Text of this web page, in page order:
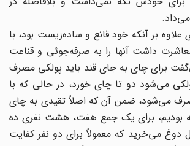
بر آنکه خود قانع و ساده‌زیست بود، با
داشت آنها را به صرفه‌جوئی و قناعت
برای چای به جای قند باید پولکی مصرف
می‌شود دو تا چای خورد، در حالی که با
می‌شود، ضمن آن که اصلاً تقیدی به چای
برای یک جمع هفت، ‌هشت نفری ده
می‌خرید که معمولاً برای دو نفر کفایت